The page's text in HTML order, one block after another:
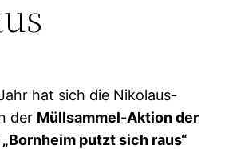
hat sich die Nikolaus-
der Müllsammel-Aktion der
putzt sich raus“